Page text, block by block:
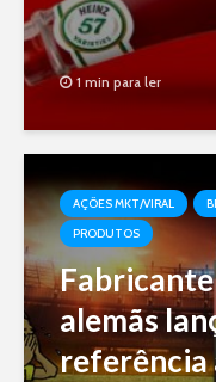
1 min para ler
AÇÕES MKT/VIRAL
PRODUTOS
alemãs
referência